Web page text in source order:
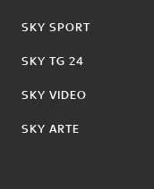
SKY SPORT
SKY TG 24
SKY VIDEO
SKY ARTE